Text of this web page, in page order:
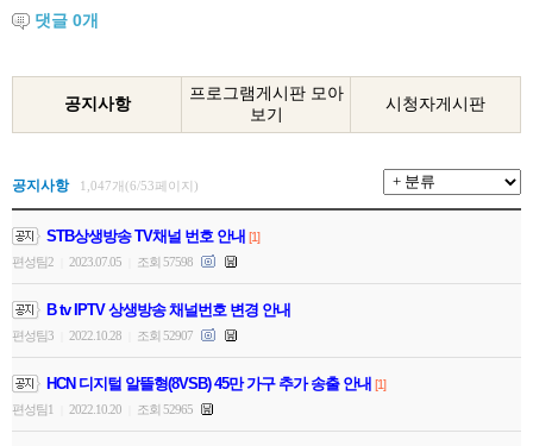
댓글 0개
공지사항
프로그램게시판 모아
보기
시청자게시판
공지사항 1,047개(6/53페이지)
STB상생방송 TV채널 번호 안내 [1]
편성팀2
2023.07.05 조회 57598
B tv IPTV 상생방송 채널번호 변경 안내
편성팀3 2022.10.28 조회 52907
HCN 디지털 알뜰형(8VSB) 45만 가구 추가 송출 안내 [1]
편성팀1
2022.10.20 조회 52965